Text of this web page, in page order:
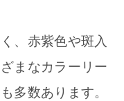
、赤紫色や斑入
まなカラーリー
多数あります。